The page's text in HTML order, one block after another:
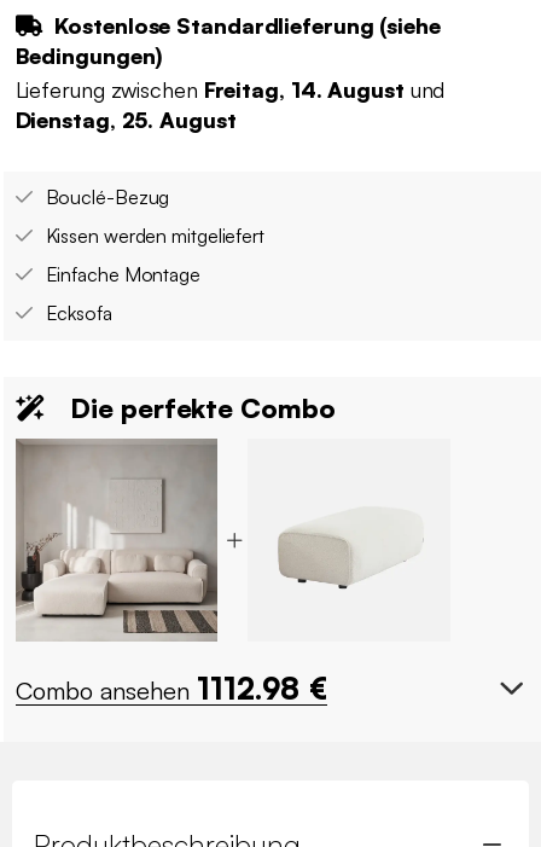
Kostenlose Standardlieferung (siehe
Bedingungen)
Lieferung zwischen Freitag, 14. August und
Dienstag, 25. August
Bouclé-Bezug
Kissen werden mitgeliefert
Einfache Montage
Ecksofa
Die perfekte Combo
Combo ansehen 1112.98 €